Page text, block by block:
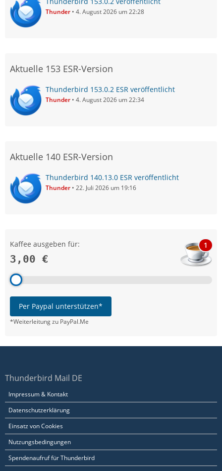
Thunder 4. August 2026 um 22:28
Aktuelle 153 ESR-Version
Thunderbird 153.0.2 ESR veröffentlicht
Thunder 4. August 2026 um 22:34
Aktuelle 140 ESR-Version
Thunderbird 140.13.0 ESR veröffentlicht
Thunder 22. Juli 2026 um 19:16
Kaffee ausgeben für:
3,00 €
1
Per Paypal unterstützen*
*Weiterleitung zu PayPal.Me
Thunderbird Mail DE
Impressum & Kontakt
Datenschutzerklärung
Einsatz von Cookies
Nutzungsbedingungen
Spendenaufruf für Thunderbird